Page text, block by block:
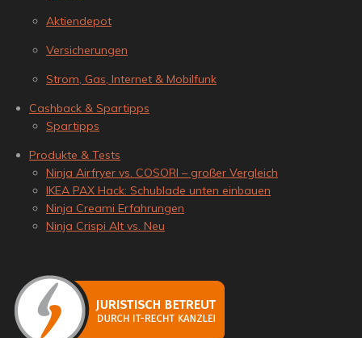
Aktiendepot
Versicherungen
Strom, Gas, Internet & Mobilfunk
Cashback & Spartipps
Spartipps
Produkte & Tests
Ninja Airfryer vs. COSORI – großer Vergleich
IKEA PAX Hack: Schublade unten einbauen
Ninja Creami Erfahrungen
Ninja Crispi Alt vs. Neu